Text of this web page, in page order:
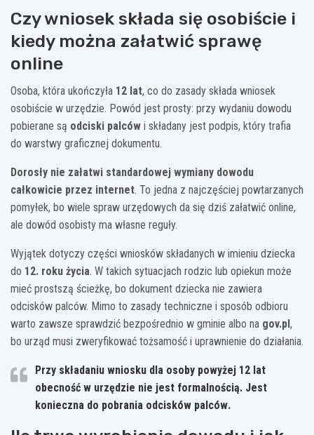
Czy wniosek składa się osobiście i
kiedy można załatwić sprawę
online
Osoba, która ukończyła 12 lat, co do zasady składa wniosek
osobiście w urzędzie. Powód jest prosty: przy wydaniu dowodu
pobierane są odciski palców i składany jest podpis, który trafia
do warstwy graficznej dokumentu.
Dorosły nie załatwi standardowej wymiany dowodu
całkowicie przez internet. To jedna z najczęściej powtarzanych
pomyłek, bo wiele spraw urzędowych da się dziś załatwić online,
ale dowód osobisty ma własne reguły.
Wyjątek dotyczy części wniosków składanych w imieniu dziecka
do 12. roku życia. W takich sytuacjach rodzic lub opiekun może
mieć prostszą ścieżkę, bo dokument dziecka nie zawiera
odcisków palców. Mimo to zasady techniczne i sposób odbioru
warto zawsze sprawdzić bezpośrednio w gminie albo na gov.pl,
bo urząd musi zweryfikować tożsamość i uprawnienie do działania.
Przy składaniu wniosku dla osoby powyżej 12 lat
obecność w urzędzie nie jest formalnością. Jest
konieczna do pobrania odcisków palców.